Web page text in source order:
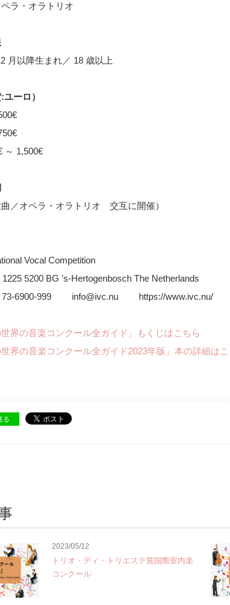
ラ・オラトリオ
月以降生まれ／ 18 歳以上
ーロ）
～ 1,500€
／オペラ・オラトリオ 交互に開催）
Vocal Competition
1225 5200 BG ’s-Hertogenbosch The Netherlands
73-6900-999 info@ivc.nu https://www.ivc.nu/
世界の音楽コンクール全ガイド」もくじはこちら
世界の音楽コンクール全ガイド2023年版」本の詳細はこ
る
2023/05/12
トリオ・ディ・トリエステ賞国際室内楽
コンクール